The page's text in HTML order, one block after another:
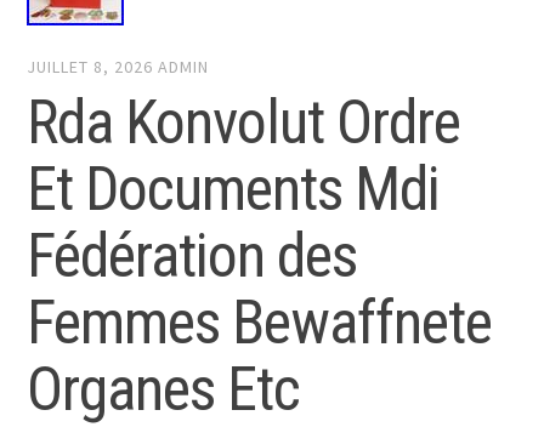
JUILLET 8, 2026 ADMIN
Rda Konvolut Ordre
Et Documents Mdi
Fédération des
Femmes Bewaffnete
Organes Etc